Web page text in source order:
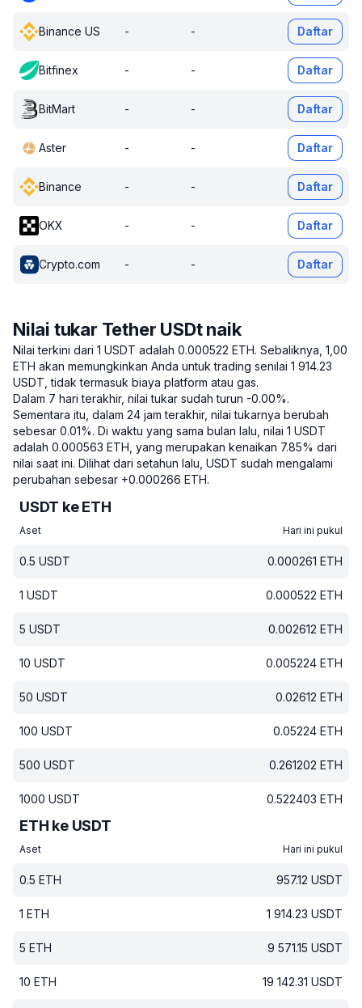
Binance US - - Daftar
Bitfinex - - Daftar
BitMart - - Daftar
Aster - - Daftar
Binance - - Daftar
OKX - - Daftar
Crypto.com - - Daftar
Nilai tukar Tether USDt naik
Nilai terkini dari 1 USDT adalah 0.000522 ETH. Sebaliknya, 1,00
ETH akan memungkinkan Anda untuk trading senilai 1 914.23
USDT, tidak termasuk biaya platform atau gas.
Dalam 7 hari terakhir, nilai tukar sudah turun -0.00%.
Sementara itu, dalam 24 jam terakhir, nilai tukarnya berubah
sebesar 0.01%. Di waktu yang sama bulan lalu, nilai 1 USDT
adalah 0.000563 ETH, yang merupakan kenaikan 7.85% dari
nilai saat ini. Dilihat dari setahun lalu, USDT sudah mengalami
perubahan sebesar +0.000266 ETH.
USDT ke ETH
Aset Hari ini pukul
0.5 USDT 0.000261 ETH
1 USDT 0.000522 ETH
5 USDT 0.002612 ETH
10 USDT 0.005224 ETH
50 USDT 0.02612 ETH
100 USDT 0.05224 ETH
500 USDT 0.261202 ETH
1000 USDT 0.522403 ETH
ETH ke USDT
Aset Hari ini pukul
0.5 ETH 957.12 USDT
1 ETH 1 914.23 USDT
5 ETH 9 571.15 USDT
10 ETH 19 142.31 USDT